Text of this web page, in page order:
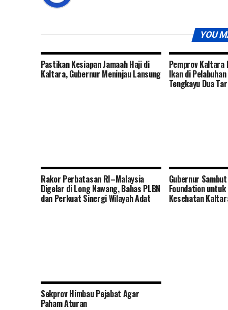
YOU
Pastikan Kesiapan Jamaah Haji di
Kaltara, Gubernur Meninjau Lansung
Pemprov Kaltara
Ikan di
Tengkayu Dua
Rakor Perbatasan RI–Malaysia
Digelar di Long Nawang, Bahas PLBN
dan Perkuat Sinergi Wilayah Adat
Gubernur
Foundation
Kesehatan
Sekprov Himbau Pejabat Agar
Paham Aturan